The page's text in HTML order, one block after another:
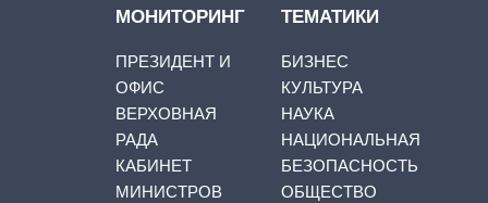
МОНИТОРИНГ
ПРЕЗИДЕНТ И
ОФИС
ВЕРХОВНАЯ
РАДА
КАБИНЕТ
МИНИСТРОВ
ТЕМАТИКИ
БИЗНЕС
КУЛЬТУРА
НАУКА
НАЦИОНАЛЬНАЯ
БЕЗОПАСНОСТЬ
ОБЩЕСТВО